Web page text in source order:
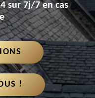
sur 7j/7 en cas
!